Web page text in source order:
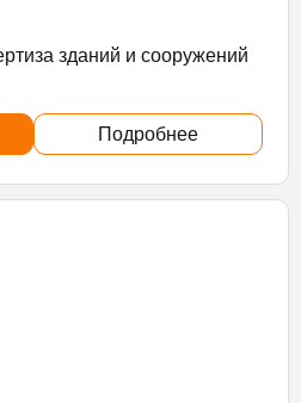
зданий и сооружений
Подробнее